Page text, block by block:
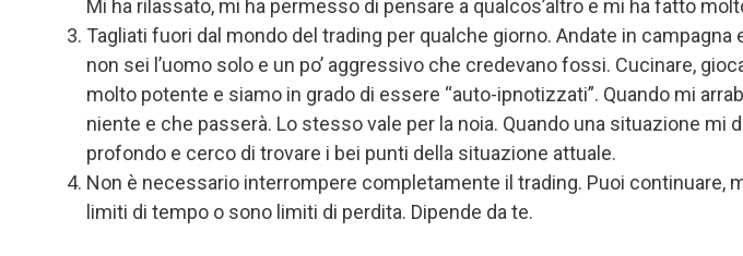
Mi ha rilassato, mi ha permesso di pensare a qualcos’altro e mi ha fatto
Tagliati fuori dal mondo del trading per qualche giorno. Andate in
non sei l’uomo solo e un po’ aggressivo che credevano fossi. Cucinare,
molto potente e siamo in grado di essere “auto-ipnotizzati”. Quando mi
niente e che passerà. Lo stesso vale per la noia. Quando una situazione
profondo e cerco di trovare i bei punti della situazione attuale.
Non è necessario interrompere completamente il trading. Puoi
limiti di tempo o sono limiti di perdita. Dipende da te.